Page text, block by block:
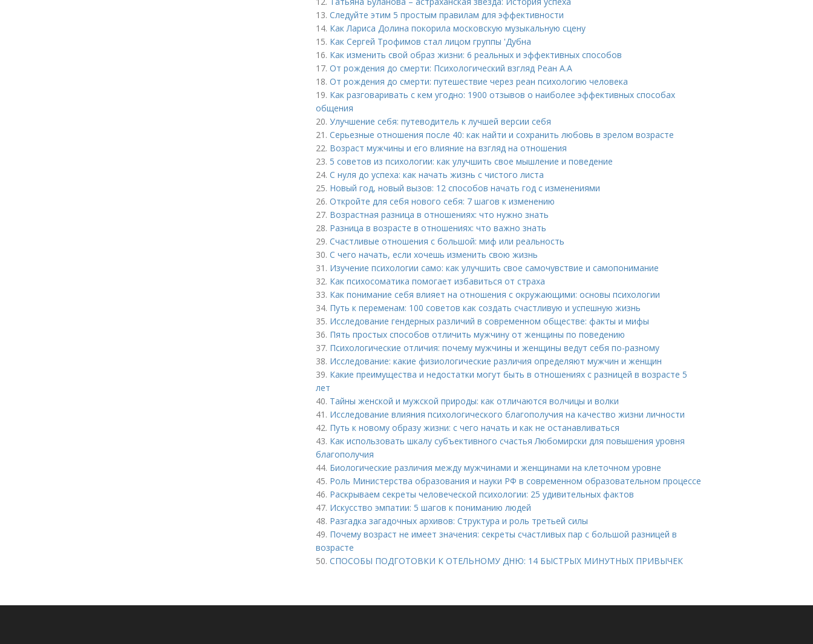
13. Следуйте этим 5 простым правилам для эффективности
14. Как Лариса Долина покорила московскую музыкальную сцену
15. Как Сергей Трофимов стал лицом группы 'Дубна
16. Как изменить свой образ жизни: 6 реальных и эффективных способов
17. От рождения до смерти: Психологический взгляд Реан А.А
18. От рождения до смерти: путешествие через реан психологию человека
19. Как разговаривать с кем угодно: 1900 отзывов о наиболее эффективных способах
общения
20. Улучшение себя: путеводитель к лучшей версии себя
21. Серьезные отношения после 40: как найти и сохранить любовь в зрелом возрасте
22. Возраст мужчины и его влияние на взгляд на отношения
23. 5 советов из психологии: как улучшить свое мышление и поведение
24. С нуля до успеха: как начать жизнь с чистого листа
25. Новый год, новый вызов: 12 способов начать год с изменениями
26. Откройте для себя нового себя: 7 шагов к изменению
27. Возрастная разница в отношениях: что нужно знать
28. Разница в возрасте в отношениях: что важно знать
29. Счастливые отношения с большой: миф или реальность
30. С чего начать, если хочешь изменить свою жизнь
31. Изучение психологии само: как улучшить свое самочувствие и самопонимание
32. Как психосоматика помогает избавиться от страха
33. Как понимание себя влияет на отношения с окружающими: основы психологии
34. Путь к переменам: 100 советов как создать счастливую и успешную жизнь
35. Исследование гендерных различий в современном обществе: факты и мифы
36. Пять простых способов отличить мужчину от женщины по поведению
37. Психологические отличия: почему мужчины и женщины ведут себя по-разному
38. Исследование: какие физиологические различия определяют мужчин и женщин
39. Какие преимущества и недостатки могут быть в отношениях с разницей в возрасте 5
лет
40. Тайны женской и мужской природы: как отличаются волчицы и волки
41. Исследование влияния психологического благополучия на качество жизни личности
42. Путь к новому образу жизни: с чего начать и как не останавливаться
43. Как использовать шкалу субъективного счастья Любомирски для повышения уровня
благополучия
44. Биологические различия между мужчинами и женщинами на клеточном уровне
45. Роль Министерства образования и науки РФ в современном образовательном процессе
46. Раскрываем секреты человеческой психологии: 25 удивительных фактов
47. Искусство эмпатии: 5 шагов к пониманию людей
48. Разгадка загадочных архивов: Структура и роль третьей силы
49. Почему возраст не имеет значения: секреты счастливых пар с большой разницей в
возрасте
50. СПОСОБЫ ПОДГОТОВКИ К ОТЕЛЬНОМУ ДНЮ: 14 БЫСТРЫХ МИНУТНЫХ ПРИВЫЧЕК